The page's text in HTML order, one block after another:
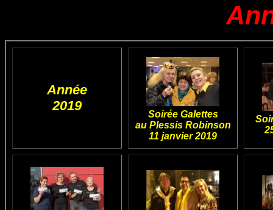
Année
2019
Soirée Galettes
au Plessis Robinson
11 janvier 2019